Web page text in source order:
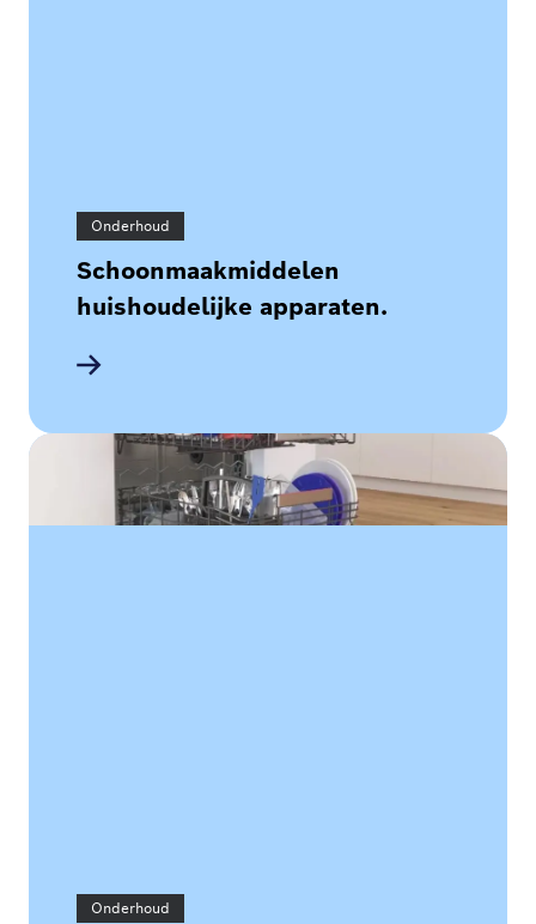
Onderhoud
Schoonmaakmiddelen
huishoudelijke apparaten.
Onderhoud